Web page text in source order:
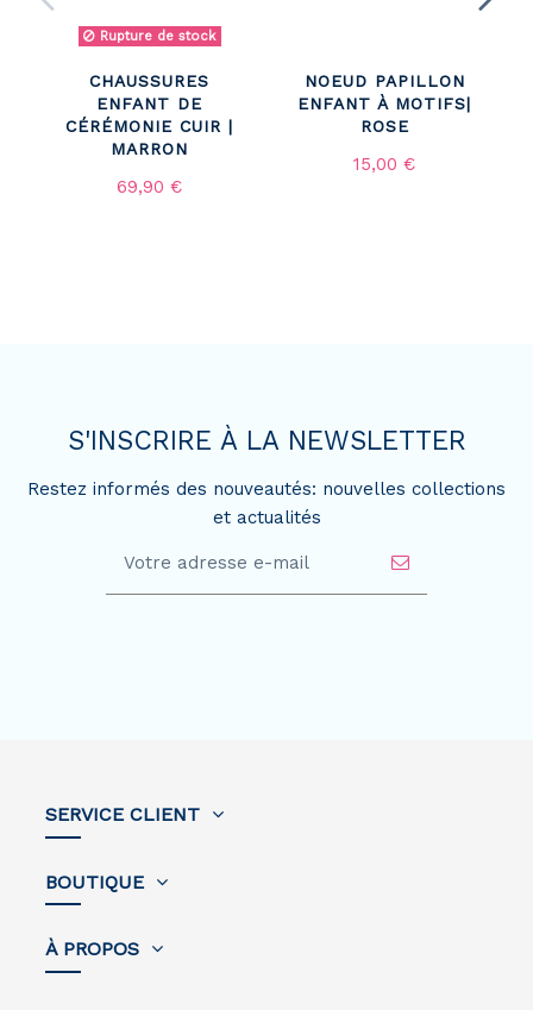
Rupture de stock
CHAUSSURES
ENFANT DE
CÉRÉMONIE CUIR |
MARRON
69,90 €
NOEUD PAPILLON
ENFANT À MOTIFS|
ROSE
15,00 €
S'INSCRIRE À LA NEWSLETTER
Restez informés des nouveautés: nouvelles collections
et actualités
SERVICE CLIENT
BOUTIQUE
À PROPOS